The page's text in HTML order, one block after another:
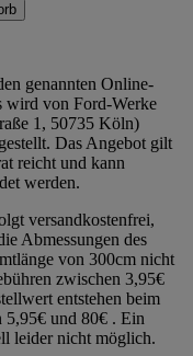
genannten Online-
wird von Ford-Werke
1, 50735 Köln)
Das Angebot gilt
reicht und kann
werden.
versandkostenfrei,
Abmessungen des
von 300cm nicht
zwischen 3,95€
entstehen beim
5,95€ und 80€ . Ein
leider nicht möglich.